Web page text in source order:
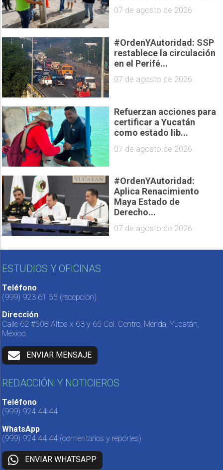
07 de agosto de 2026
#OrdenYAutoridad: SSP
restablece la circulación
en el Perifé...
07 de agosto de 2026
Refuerzan acciones para
certificar a Yucatán
como estado lib...
07 de agosto de 2026
#OrdenYAutoridad:
Aplica Renacimiento
Maya Estado de
Derecho...
07 de agosto de 2026
ESTUDIOS Y OFICINAS
Teléfono
(999) 923 61 55 (recepción)
Dirección
Calle 62 #508 Altos x 63 y 65 Col. Centro, Mérida, Yucatán,
México.
ENVIAR MENSAJE
REDACCIÓN Y NOTICIEROS
Teléfono
(999) 924 44 44
WhatsApp
(999) 924 44 44 (comentarios y reportes)
ENVIAR WHATSAPP